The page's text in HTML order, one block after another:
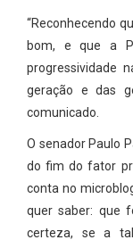
“Reconhecendo
bom, e que a
progressividade
geração e das
comunicado.
O senador Paulo
do fim do fator
conta no
quer saber: que
certeza, se a